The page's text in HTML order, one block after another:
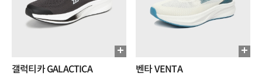
갤럭티카 GALACTICA 벤타 VENTA